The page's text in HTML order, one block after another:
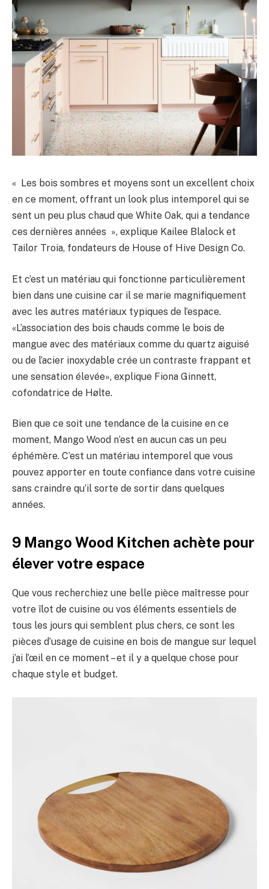
« Les bois sombres et moyens sont un excellent choix
en ce moment, offrant un look plus intemporel qui se
sent un peu plus chaud que White Oak, qui a tendance
ces dernières années », explique Kailee Blalock et
Tailor Troia, fondateurs de House of Hive Design Co.
Et c’est un matériau qui fonctionne particulièrement
bien dans une cuisine car il se marie magnifiquement
avec les autres matériaux typiques de l’espace.
«L’association des bois chauds comme le bois de
mangue avec des matériaux comme du quartz aiguisé
ou de l’acier inoxydable crée un contraste frappant et
une sensation élevée», explique Fiona Ginnett,
cofondatrice de Hølte.
Bien que ce soit une tendance de la cuisine en ce
moment, Mango Wood n’est en aucun cas un peu
éphémère. C’est un matériau intemporel que vous
pouvez apporter en toute confiance dans votre cuisine
sans craindre qu’il sorte de sortir dans quelques
années.
9 Mango Wood Kitchen achète pour
élever votre espace
Que vous recherchiez une belle pièce maîtresse pour
votre îlot de cuisine ou vos éléments essentiels de
tous les jours qui semblent plus chers, ce sont les
pièces d’usage de cuisine en bois de mangue sur lequel
j’ai l’œil en ce moment – et il y a quelque chose pour
chaque style et budget.